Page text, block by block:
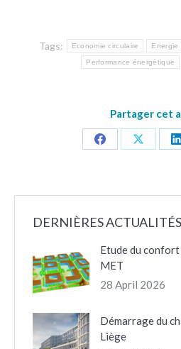
Tags: Economie circulaire Energie
Performance énergétique
Partager cet
Share
Share
DERNIÈRES ACTUALITÉS
Etude du confort
MET
28 April 2026
Démarrage du
Liège